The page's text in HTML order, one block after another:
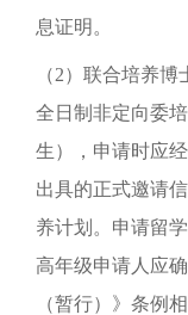
息证明。
（2）联合培养
全日制非定向委
生），申请时应
出具的正式邀请
养计划。申请留
高年级申请人应
（暂行）》条例